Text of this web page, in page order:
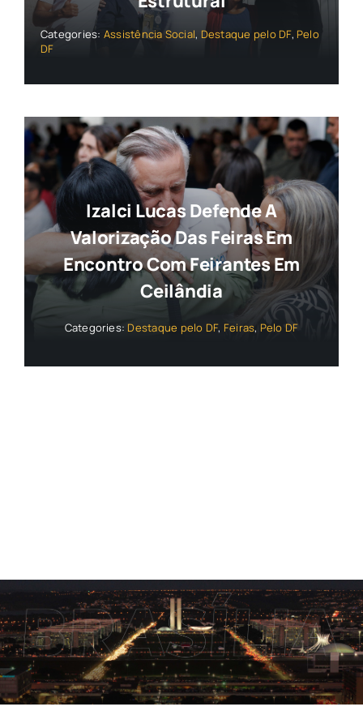
Categories: Assistência Social, Destaque pelo DF, Pelo
DF
Izalci Lucas Defende A
Valorização Das Feiras Em
Encontro Com Feirantes Em
Ceilândia
Categories: Destaque pelo DF, Feiras, Pelo DF